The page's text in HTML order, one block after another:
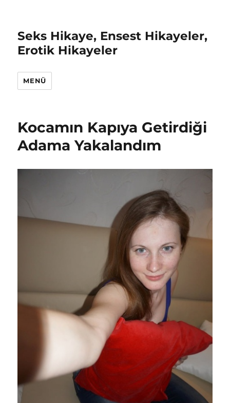
Seks Hikaye, Ensest Hikayeler,
Erotik Hikayeler
MENÜ
Kocamın Kapıya Getirdiği
Adama Yakalandım